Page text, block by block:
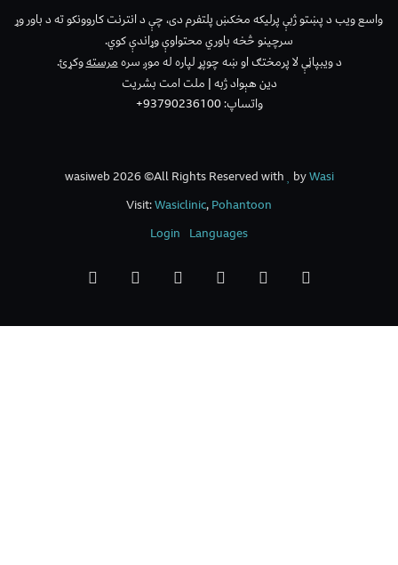
واسع ویب د پښتو ژبې پرلیکه مخکښ پلتفرم دی، چې د انترنت کاروونکو ته د باور وړ
سرچینو څخه باوري محتواوې وړاندې کوي.
د ویبپاڼې لا پرمختګ او ښه چوپړ لپاره له موږ سرهمرستهوکړئ.
دین هېواد ژبه | ملت امت بشریت
واتساپ: 93790236100+
wasiweb 2026 ©All Rights Reserved with byWasi
Visit:Wasiclinic,Pohantoon
Languages
Login